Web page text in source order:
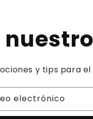
y tips para
electrónico